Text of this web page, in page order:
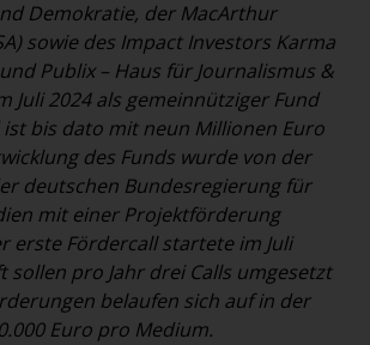
Demokratie, der MacArthur
sowie des Impact Investors Karma
Publix – Haus für Journalismus &
Juli 2024 als gemeinnütziger Fund
bis dato mit neun Millionen Euro
des Funds wurde von der
deutschen Bundesregierung für
mit einer Projektförderung
erste Fördercall startete im Juli
sollen pro Jahr drei Calls umgesetzt
belaufen sich auf in der
Euro pro Medium.